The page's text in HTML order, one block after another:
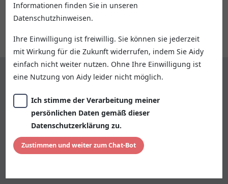
Aidy kann Fehler machen.
Bitte geben Sie keine persönlichen Daten ein, wenn Sie
Informationen finden Sie in unseren
Datenschutzhinweisen.
Ihre Einwilligung ist freiwillig. Sie können sie jederzeit
mit Wirkung für die Zukunft widerrufen, indem Sie Aidy
einfach nicht weiter nutzen. Ohne Ihre Einwilligung ist
eine Nutzung von Aidy leider nicht möglich.
Ich stimme der Verarbeitung meiner
persönlichen Daten gemäß dieser
Datenschutzerklärung zu.
Zustimmen und weiter zum Chat-Bot